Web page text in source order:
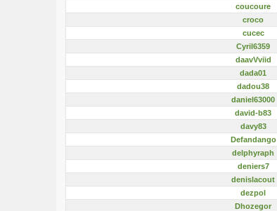
coucoure
croco
cucec
Cyril6359
daavVviid
dada01
dadou38
daniel63000
david-b83
davy83
Defandango
delphyraph
deniers7
denislacout
dezpol
Dhozegor